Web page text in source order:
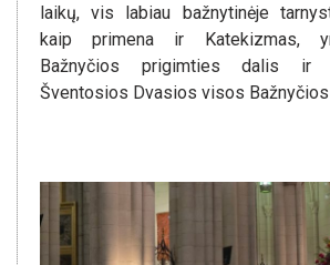
laikų, vis labiau bažnytinėje
kaip primena ir Katekizmas,
Bažnyčios prigimties dalis ir
Šventosios Dvasios visos Bažnyčios